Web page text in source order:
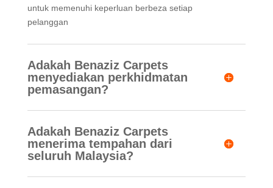
untuk memenuhi keperluan berbeza setiap
pelanggan
Adakah Benaziz Carpets
menyediakan perkhidmatan
pemasangan?
Adakah Benaziz Carpets
menerima tempahan dari
seluruh Malaysia?